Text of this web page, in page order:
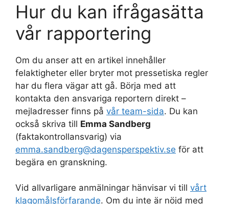
Hur du kan ifrågasätta
vår rapportering
Om du anser att en artikel innehåller
felaktigheter eller bryter mot pressetiska regler
har du flera vägar att gå. Börja med att
kontakta den ansvariga reportern direkt –
mejladresser finns på vår team-sida. Du kan
också skriva till Emma Sandberg
(faktakontrollansvarig) via
emma.sandberg@dagensperspektiv.se för att
begära en granskning.
Vid allvarligare anmälningar hänvisar vi till vårt
klagomålsförfarande. Om du inte är nöjd med